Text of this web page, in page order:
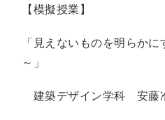
【模擬授業】
「見えないものを明らか
～」
建築デザイン学科 安藤